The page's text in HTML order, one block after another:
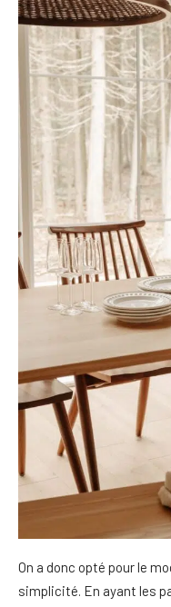
On a donc opté pour le
simplicité. En ayant les